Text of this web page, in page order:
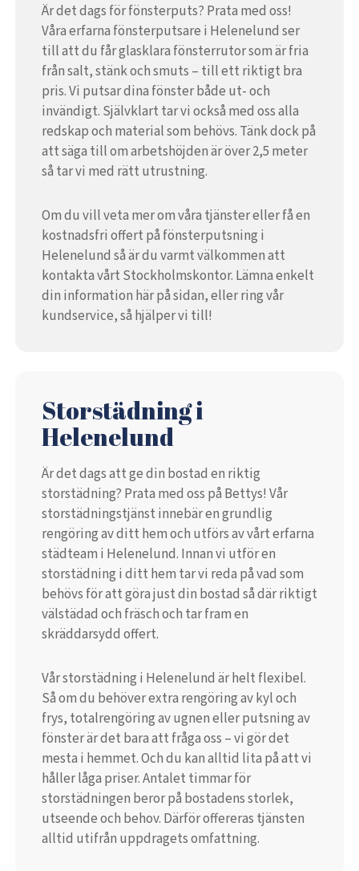
Är det dags för fönsterputs? Prata med oss!
Våra erfarna fönsterputsare i Helenelund ser
till att du får glasklara fönsterrutor som är fria
från salt, stänk och smuts – till ett riktigt bra
pris. Vi putsar dina fönster både ut- och
invändigt. Självklart tar vi också med oss alla
redskap och material som behövs. Tänk dock på
att säga till om arbetshöjden är över 2,5 meter
så tar vi med rätt utrustning.
Om du vill veta mer om våra tjänster eller få en
kostnadsfri offert på fönsterputsning i
Helenelund så är du varmt välkommen att
kontakta vårt Stockholmskontor. Lämna enkelt
din information här på sidan, eller ring vår
kundservice, så hjälper vi till!
Storstädning i
Helenelund
Är det dags att ge din bostad en riktig
storstädning? Prata med oss på Bettys! Vår
storstädningstjänst innebär en grundlig
rengöring av ditt hem och utförs av vårt erfarna
städteam i Helenelund. Innan vi utför en
storstädning i ditt hem tar vi reda på vad som
behövs för att göra just din bostad så där riktigt
välstädad och fräsch och tar fram en
skräddarsydd offert.
Vår storstädning i Helenelund är helt flexibel.
Så om du behöver extra rengöring av kyl och
frys, totalrengöring av ugnen eller putsning av
fönster är det bara att fråga oss – vi gör det
mesta i hemmet. Och du kan alltid lita på att vi
håller låga priser. Antalet timmar för
storstädningen beror på bostadens storlek,
utseende och behov. Därför offereras tjänsten
alltid utifrån uppdragets omfattning.